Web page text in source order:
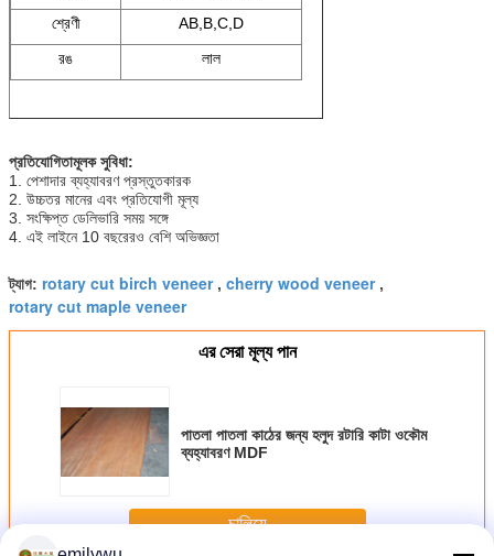
শ্রেণী
AB,B,C,D
রঙ
লাল
প্রতিযোগিতামূলক সুবিধা:
1. পেশাদার ব্যহ্যাবরণ প্রস্তুতকারক
2. উচ্চতর মানের এবং প্রতিযোগী মূল্য
3. সংক্ষিপ্ত ডেলিভারি সময় সঙ্গে
4. এই লাইনে 10 বছরেরও বেশি অভিজ্ঞতা
ট্যাগ: rotary cut birch veneer, cherry wood veneer,
rotary cut maple veneer
এর সেরা মূল্য পান
পাতলা পাতলা কাঠের জন্য হলুদ রটারি কাটা ওকৌম
ব্যহ্যাবরণ MDF
চালিয়ে